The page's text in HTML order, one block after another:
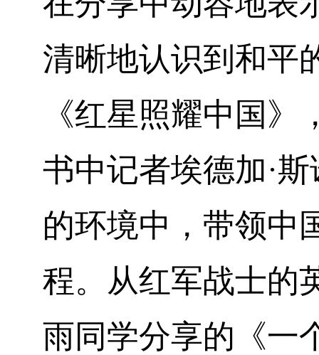
清晰地认识到和平
《红星照耀中国
书中记者埃德加·
的环境中，带领中
程。从红军战士的
雨同学分享的《一